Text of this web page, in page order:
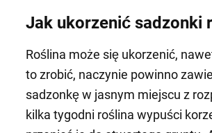
Jak ukorzenić sadzonki
Roślina może się ukorzenić,
to zrobić, naczynie powinno
sadzonkę w jasnym miejscu z
kilka tygodni roślina wypuści